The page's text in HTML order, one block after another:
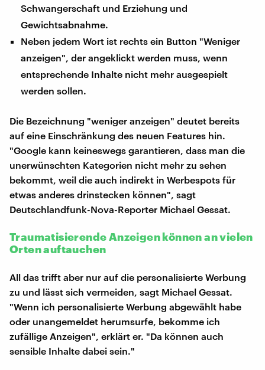
Schwangerschaft und Erziehung und
Gewichtsabnahme.
Neben jedem Wort ist rechts ein Button "Weniger
anzeigen", der angeklickt werden muss, wenn
entsprechende Inhalte nicht mehr ausgespielt
werden sollen.
Die Bezeichnung "weniger anzeigen" deutet bereits
auf eine Einschränkung des neuen Features hin.
"Google kann keineswegs garantieren, dass man die
unerwünschten Kategorien nicht mehr zu sehen
bekommt, weil die auch indirekt in Werbespots für
etwas anderes drinstecken können", sagt
Deutschlandfunk-Nova-Reporter Michael Gessat.
Traumatisierende Anzeigen können an vielen
Orten auftauchen
All das trifft aber nur auf die personalisierte Werbung
zu und lässt sich vermeiden, sagt Michael Gessat.
"Wenn ich personalisierte Werbung abgewählt habe
oder unangemeldet herumsurfe, bekomme ich
zufällige Anzeigen", erklärt er. "Da können auch
sensible Inhalte dabei sein."